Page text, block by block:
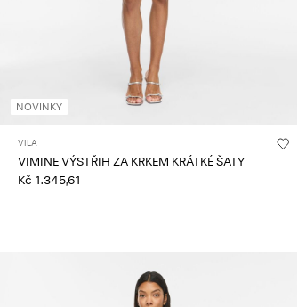
NOVINKY
VILA
VIMINE VÝSTŘIH ZA KRKEM KRÁTKÉ ŠATY
Kč 1.345,61